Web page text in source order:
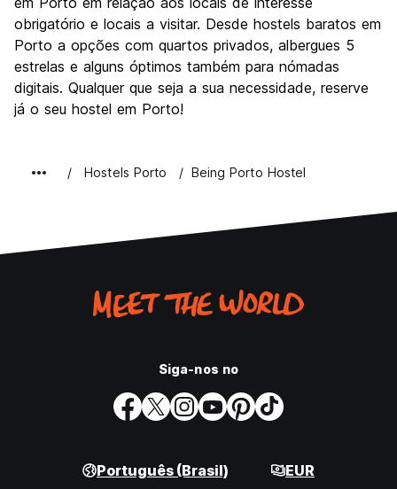
obrigatório e locais a visitar. Desde hostels baratos em
Porto a opções com quartos privados, albergues 5
estrelas e alguns óptimos também para nómadas
digitais. Qualquer que seja a sua necessidade, reserve
já o seu hostel em Porto!
Hostels Porto Being Porto Hostel
Siga-nos no
Português (Brasil) EUR